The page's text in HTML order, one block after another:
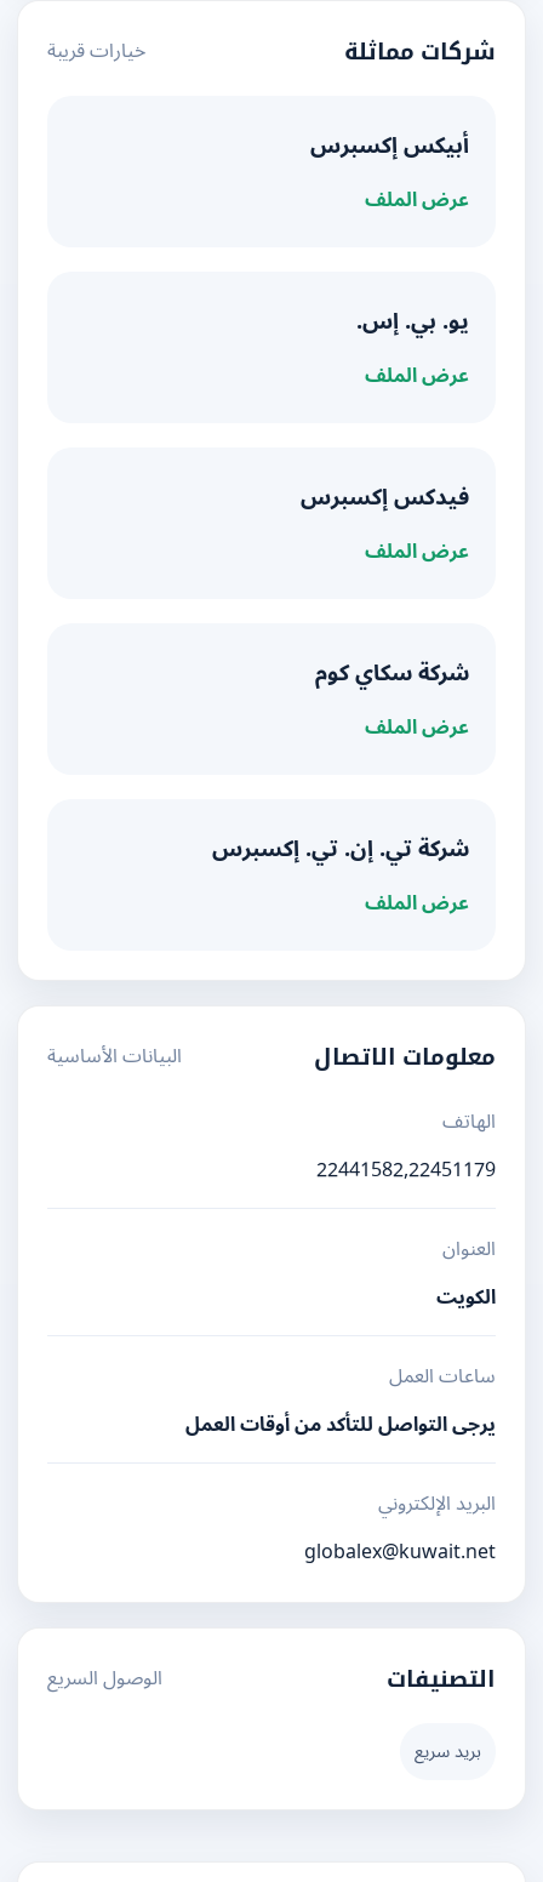
شركات مماثلة خيارات قريبة
أبيكس إكسبرس
عرض الملف
يو. بي. إس.
عرض الملف
فيدكس إكسبرس
عرض الملف
شركة سكاي كوم
عرض الملف
شركة تي. إن. تي. إكسبرس
عرض الملف
معلومات الاتصال
البيانات الأساسية
الهاتف
22441582,22451179
العنوان
الكويت
ساعات العمل
يرجى التواصل للتأكد من أوقات العمل
البريد الإلكتروني
globalex@kuwait.net
التصنيفات الوصول السريع
بريد سريع